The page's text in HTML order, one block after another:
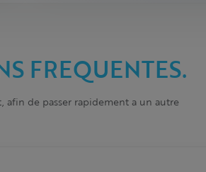
FREQUENTES.
afin de passer rapidement a un autre